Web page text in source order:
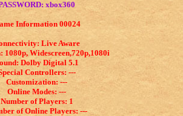
xbox360
Information 00024
Live Aware
1080p, Widescreen,720p,1080i
Dolby Digital 5.1
Controllers: ---
Customization: ---
Online Modes: ---
Number of Players: 1
of Online Players: ---